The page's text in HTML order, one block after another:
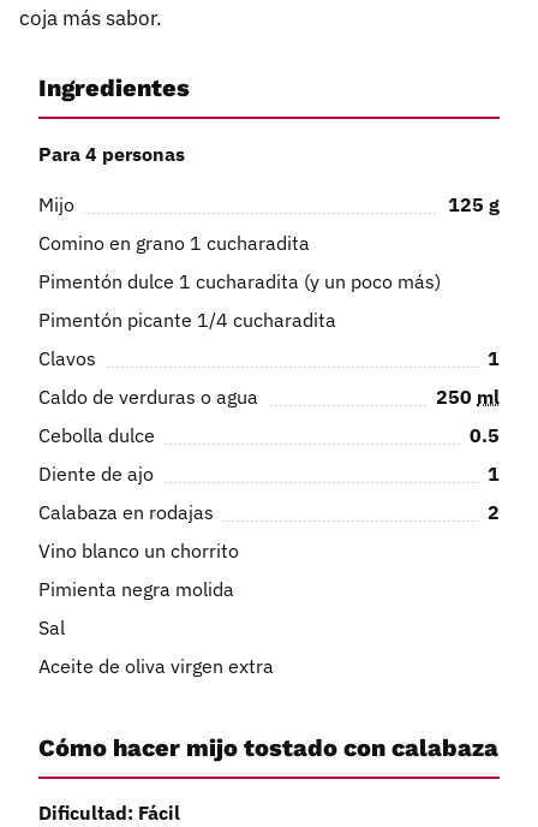
coja más sabor.
Ingredientes
Para 4 personas
Mijo 125 g
Comino en grano 1 cucharadita
Pimentón dulce 1 cucharadita (y un poco más)
Pimentón picante 1/4 cucharadita
Clavos
1
Caldo de verduras o agua
250 ml
Cebolla dulce
0.5
Diente de ajo
1
Calabaza en rodajas
2
Vino blanco un chorrito
Pimienta negra molida
Sal
Aceite de oliva virgen extra
Cómo hacer mijo tostado con calabaza
Dificultad: Fácil